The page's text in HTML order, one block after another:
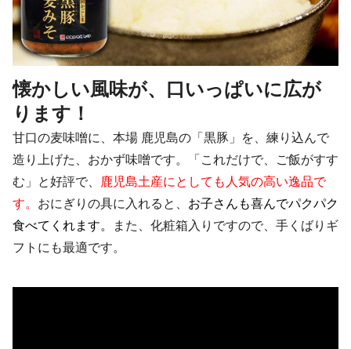
懐かしい風味が、口いっぱいに広が
ります！
甘口の麦味噌に、本場 鹿児島の「黒豚」を、練り込んで
造り上げた、おかず味噌です。「これだけで、ご飯がすす
む」と好評で、
鹿児島土産にとしても人気の高い逸品で
す。 おにぎりの具に入れると、 お子さんも喜んでパクパク
食べてくれます。
また、化粧箱入りですので、手くばりギ
フトにも最適です。